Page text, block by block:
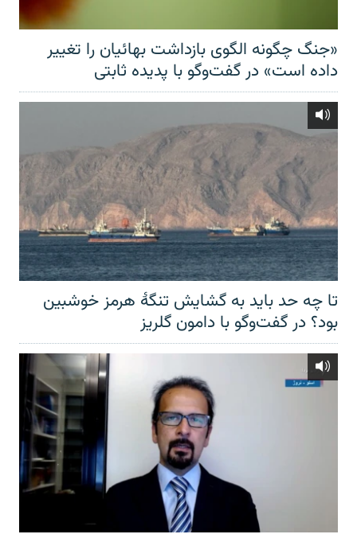
«جنگ چگونه الگوی بازداشت بهائیان را تغییر
داده است» در گفت‌وگو با پدیده ثابتی
تا چه حد باید به گشایش تنگهٔ هرمز خوشبین
بود؟ در گفت‌وگو با دامون گلریز